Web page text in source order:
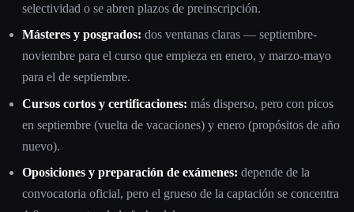
selectividad o se abren plazos de preinscripción.
Másteres y posgrados: dos ventanas claras — septiembre-
noviembre para el curso que empieza en enero, y marzo-mayo
para el de septiembre.
Cursos cortos y certificaciones: más disperso, pero con picos
en septiembre (vuelta de vacaciones) y enero (propósitos de año
nuevo).
Oposiciones y preparación de exámenes: depende de la
convocatoria oficial, pero el grueso de la captación se concentra